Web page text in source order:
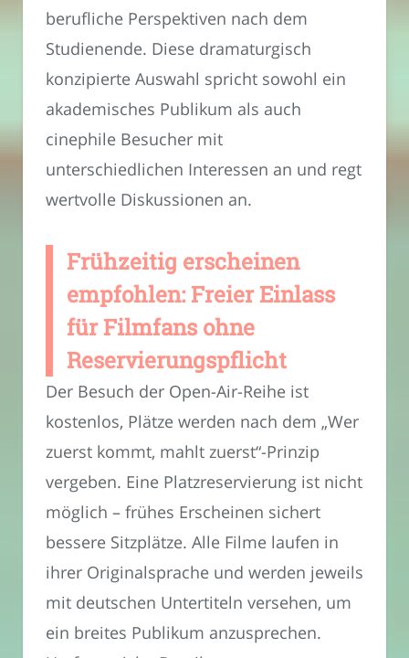
berufliche Perspektiven nach dem
Studienende. Diese dramaturgisch
konzipierte Auswahl spricht sowohl ein
akademisches Publikum als auch
cinephile Besucher mit
unterschiedlichen Interessen an und regt
wertvolle Diskussionen an.
Frühzeitig erscheinen
empfohlen: Freier Einlass
für Filmfans ohne
Reservierungspflicht
Der Besuch der Open-Air-Reihe ist
kostenlos, Plätze werden nach dem „Wer
zuerst kommt, mahlt zuerst“-Prinzip
vergeben. Eine Platzreservierung ist nicht
möglich – frühes Erscheinen sichert
bessere Sitzplätze. Alle Filme laufen in
ihrer Originalsprache und werden jeweils
mit deutschen Untertiteln versehen, um
ein breites Publikum anzusprechen.